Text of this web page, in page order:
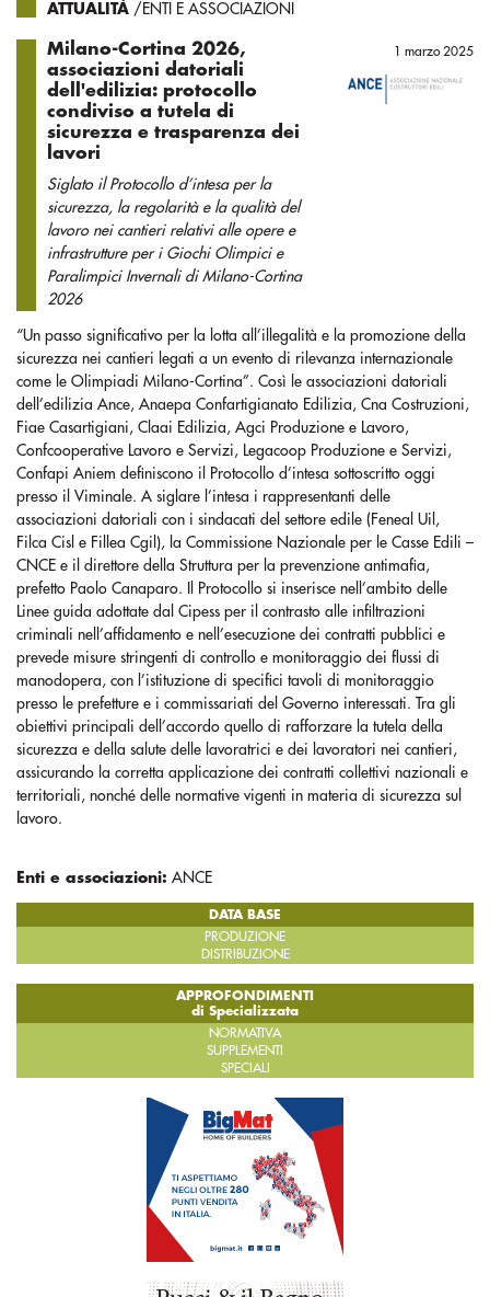
ATTUALITÀ /ENTI E ASSOCIAZIONI
Milano-Cortina 2026,
associazioni datoriali
dell'edilizia: protocollo
condiviso a tutela di
sicurezza e trasparenza dei
lavori
Siglato il Protocollo d’intesa per la
sicurezza, la regolarità e la qualità del
lavoro nei cantieri relativi alle opere e
infrastrutture per i Giochi Olimpici e
Paralimpici Invernali di Milano-Cortina
2026
1 marzo 2025
“Un passo significativo per la lotta all’illegalità e la promozione della
sicurezza nei cantieri legati a un evento di rilevanza internazionale
come le Olimpiadi Milano-Cortina”. Così le associazioni datoriali
dell’edilizia Ance, Anaepa Confartigianato Edilizia, Cna Costruzioni,
Fiae Casartigiani, Claai Edilizia, Agci Produzione e Lavoro,
Confcooperative Lavoro e Servizi, Legacoop Produzione e Servizi,
Confapi Aniem definiscono il Protocollo d’intesa sottoscritto oggi
presso il Viminale. A siglare l’intesa i rappresentanti delle
associazioni datoriali con i sindacati del settore edile (Feneal Uil,
Filca Cisl e Fillea Cgil), la Commissione Nazionale per le Casse Edili –
CNCE e il direttore della Struttura per la prevenzione antimafia,
prefetto Paolo Canaparo. Il Protocollo si inserisce nell’ambito delle
Linee guida adottate dal Cipess per il contrasto alle infiltrazioni
criminali nell’affidamento e nell’esecuzione dei contratti pubblici e
prevede misure stringenti di controllo e monitoraggio dei flussi di
manodopera, con l’istituzione di specifici tavoli di monitoraggio
presso le prefetture e i commissariati del Governo interessati. Tra gli
obiettivi principali dell’accordo quello di rafforzare la tutela della
sicurezza e della salute delle lavoratrici e dei lavoratori nei cantieri,
assicurando la corretta applicazione dei contratti collettivi nazionali e
territoriali, nonché delle normative vigenti in materia di sicurezza sul
lavoro.
Enti e associazioni: ANCE
DATA BASE
PRODUZIONE
DISTRIBUZIONE
APPROFONDIMENTI
di Specializzata
NORMATIVA
SUPPLEMENTI
SPECIALI